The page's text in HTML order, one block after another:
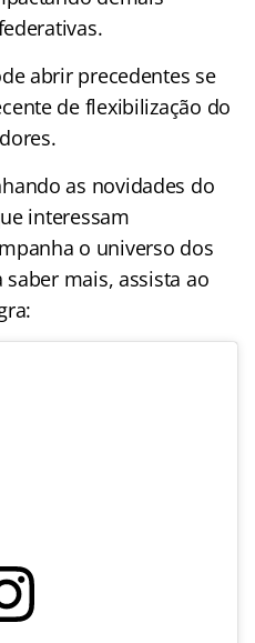
abrir precedentes se
de flexibilização do
as novidades do
interessam
o universo dos
mais, assista ao